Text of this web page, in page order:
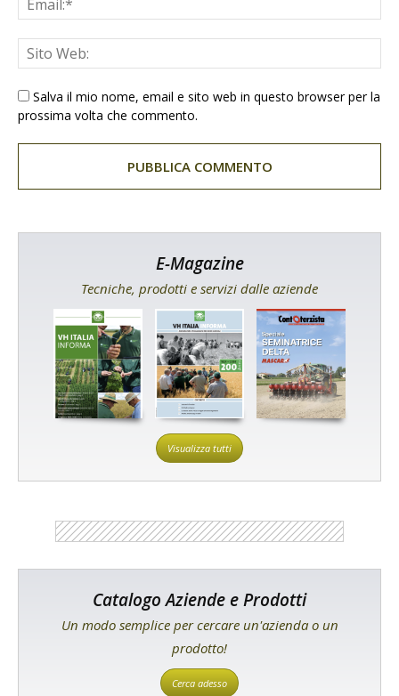
Salva il mio nome, email e sito web in questo browser per la
prossima volta che commento.
E-Magazine
Tecniche, prodotti e servizi dalle aziende
Visualizza tutti
Catalogo Aziende e Prodotti
Un modo semplice per cercare un'azienda o un
prodotto!
Cerca adesso